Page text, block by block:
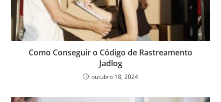
Como Conseguir o Código de Rastreamento
Jadlog
outubro 18, 2024